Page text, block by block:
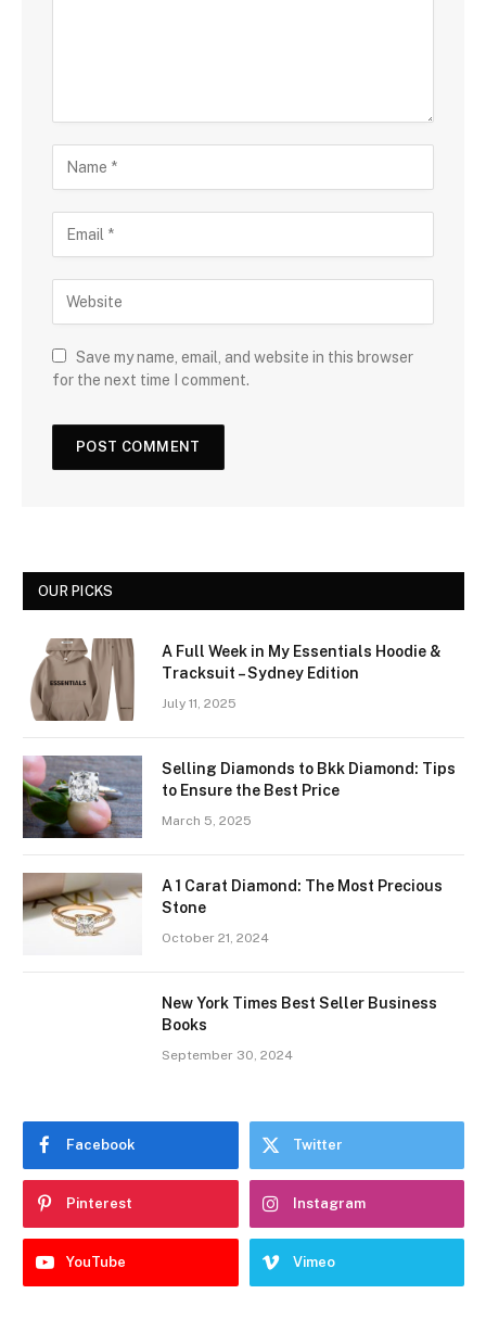
Save my name, email, and website in this browser
for the next time I comment.
OUR PICKS
A Full Week in My Essentials Hoodie &
Tracksuit – Sydney Edition
July 11, 2025
Selling Diamonds to Bkk Diamond: Tips
to Ensure the Best Price
March 5, 2025
A 1 Carat Diamond: The Most Precious
Stone
October 21, 2024
New York Times Best Seller Business
Books
September 30, 2024
Facebook Twitter
Pinterest Instagram
YouTube Vimeo